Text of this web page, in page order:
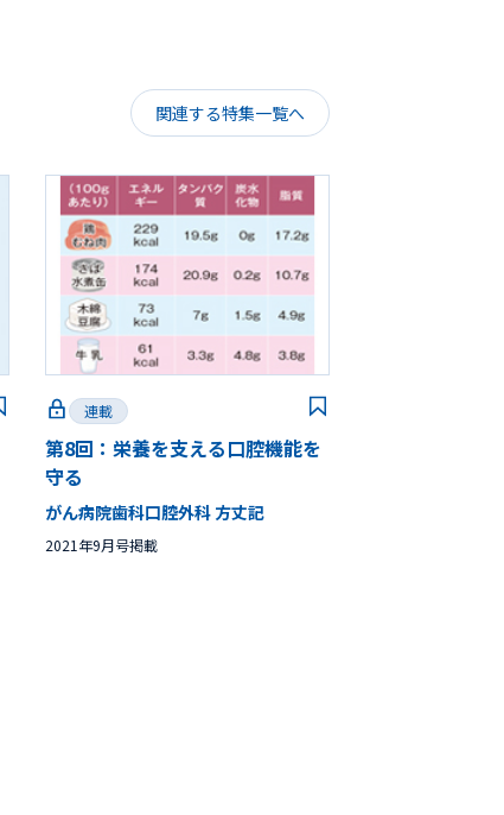
関連する特集一覧へ
連載
第8回：栄養を支える口腔機能を
守る
がん病院歯科口腔外科 方丈記
2021年9月号掲載